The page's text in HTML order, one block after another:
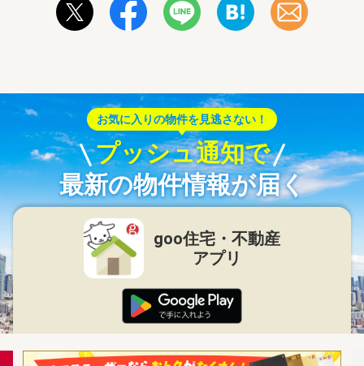
お気に入りの物件を見逃さない！
プッシュ通知で
最新の物件情報が届く
goo住宅・不動産
アプリ